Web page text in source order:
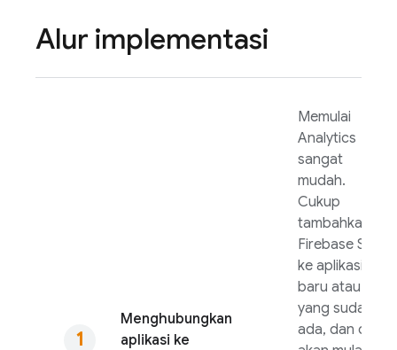
Alur implementasi
Menghubungkan
aplikasi ke
Memulai
Analytics
sangat
mudah.
Cukup
tambahkan
Firebase SDK
ke aplikasi
baru atau
yang sudah
ada, dan data